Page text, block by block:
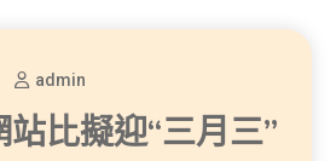
admin
比擬迎“三月三”